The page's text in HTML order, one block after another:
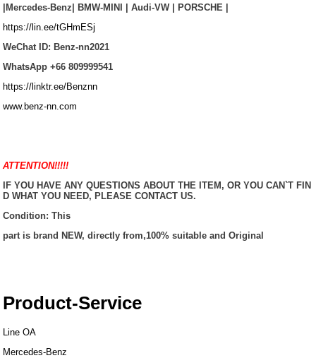
|Mercedes-Benz| BMW-MINI | Audi-VW | PORSCHE |
https://lin.ee/tGHmESj
WeChat ID: Benz-nn2021
WhatsApp +66 809999541
https://linktr.ee/Benznn
www.benz-nn.com
ATTENTION!!!!!
IF YOU HAVE ANY QUESTIONS ABOUT THE ITEM, OR YOU CAN`T FIN
D WHAT YOU NEED, PLEASE CONTACT US.
Condition: This
part is brand NEW, directly from,100% suitable and Original
Product-Service
Line OA
Mercedes-Benz